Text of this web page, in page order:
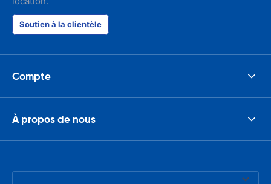
Soutien à la clientèle
Compte
À propos de nous